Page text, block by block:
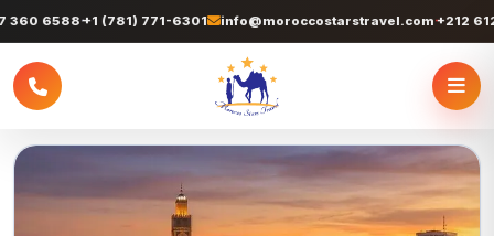
+1 (781) 771-6301 info@moroccostarstravel.com+212 612 776